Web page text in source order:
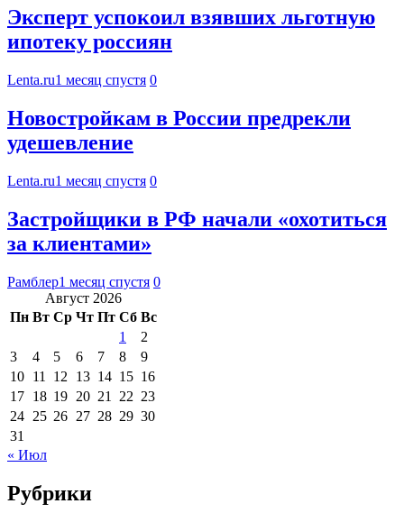
Эксперт успокоил взявших льготную
ипотеку россиян
Lenta.ru1 месяц спустя 0
Новостройкам в России предрекли
удешевление
Lenta.ru1 месяц спустя 0
Застройщики в РФ начали «охотиться
за клиентами»
Рамблер1 месяц спустя 0
Август 2026
Пн Вт Ср Чт Пт Сб Вс
1
2
3
4 5 6 7 8
9
10 11 12 13 14 15 16
17 18 19 20 21 22 23
24 25 26 27 28 29 30
31
« Июл
Рубрики